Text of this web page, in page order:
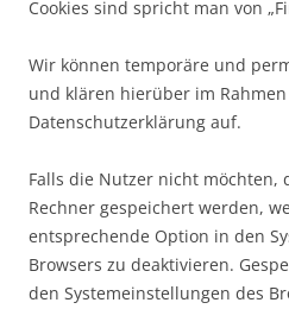
Cookies sind spricht man von
Wir können temporäre und
und klären hierüber im
Datenschutzerklärung auf.
Falls die Nutzer nicht möchten,
Rechner gespeichert werden,
entsprechende Option in den
Browsers zu deaktivieren.
den Systemeinstellungen des